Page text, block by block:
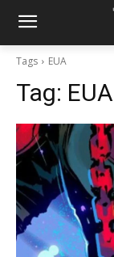
Tags EUA
Tag: EUA